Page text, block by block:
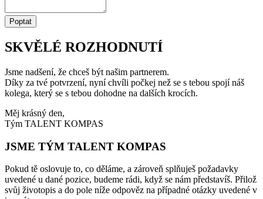
Poptat
SKVĚLÉ ROZHODNUTÍ
Jsme nadšení, že chceš být našim partnerem.
Díky za tvé potvrzení, nyní chvíli počkej než se s tebou spojí náš
kolega, který se s tebou dohodne na dalších krocích.
Měj krásný den,
Tým TALENT KOMPAS
JSME TÝM TALENT KOMPAS
Pokud tě oslovuje to, co děláme, a zároveň splňuješ požadavky
uvedené u dané pozice, budeme rádi, když se nám představíš. Přilož
svůj životopis a do pole níže odpověz na případné otázky uvedené v